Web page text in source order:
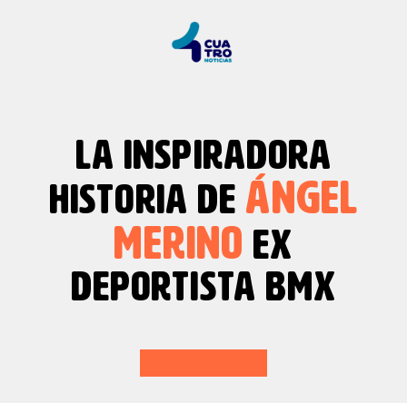
LA INSPIRADORA
HISTORIA DE ÁNGEL
MERINO EX
DEPORTISTA BMX